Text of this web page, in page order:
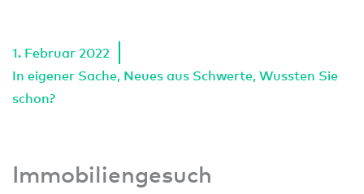
1. Februar 2022
In eigener Sache, Neues aus Schwerte, Wussten Sie
schon?
Immobiliengesuch